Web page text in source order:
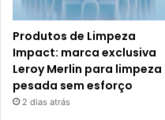
Produtos de Limpeza
Impact: marca exclusiva
Leroy Merlin para limpeza
pesada sem esforço
2 dias atrás